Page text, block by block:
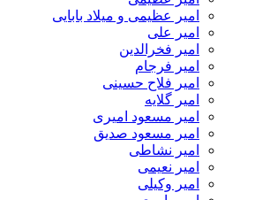
امیر عظیمی و میلاد بابایی
امیر علی
امیر فخرالدین
امیر فرجام
امیر فلاح حسینی
امیر گلایه
امیر مسعود امیری
امیر مسعود صدیق
امیر نشاطی
امیر نعیمی
امیر وکیلی